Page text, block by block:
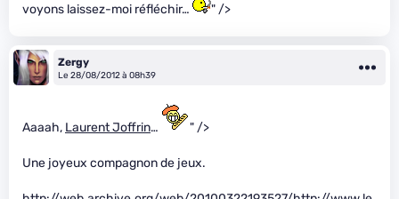
voyons laissez-moi réfléchir…
" />
Zergy
Le 28/08/2012 à 08h39
Aaaah, Laurent Joffrin… " />
Une joyeux compagnon de jeux.